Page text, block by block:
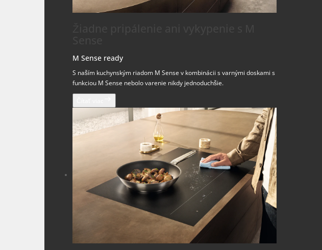
M Sense ready
S naším kuchynským riadom M Sense v kombinácii s varnými doskami s
funkciou M Sense nebolo varenie nikdy jednoduchšie.